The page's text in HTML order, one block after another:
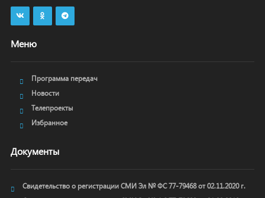
Меню
Программа передач
Новости
Телепроекты
Избранное
Документы
Свидетельство о регистрации СМИ Эл № ФС 77-79468 от 02.11.2020 г.